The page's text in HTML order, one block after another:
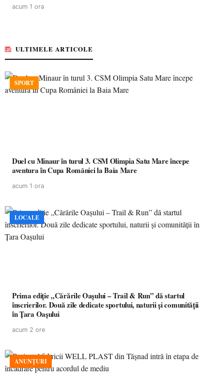
acum 1 ora
ULTIMELE ARTICOLE
SPORT
Duel cu Minaur în turul 3. CSM Olimpia Satu Mare începe
aventura în Cupa României la Baia Mare
acum 1 ora
LOCALE
Prima ediție „Cărările Oașului – Trail & Run” dă startul
înscrierilor. Două zile dedicate sportului, naturii și comunității
în Țara Oașului
acum 2 ore
ANUNȚURI